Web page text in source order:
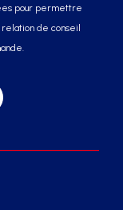
pour permettre
de conseil